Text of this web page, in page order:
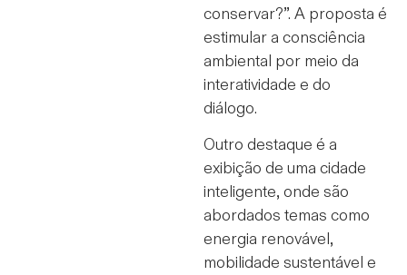
conservar?”. A proposta é
estimular a consciência
ambiental por meio da
interatividade e do
diálogo.
Outro destaque é a
exibição de uma cidade
inteligente, onde são
abordados temas como
energia renovável,
mobilidade sustentável e